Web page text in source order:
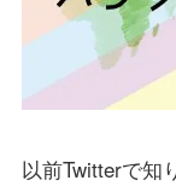
以前Twitterで知